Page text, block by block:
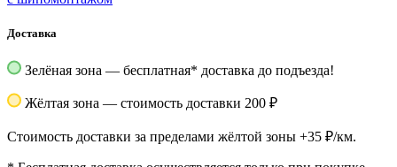
Доставка
Зелёная зона — бесплатная* доставка до подъезда!
Жёлтая зона — стоимость доставки 200 ₽
Стоимость доставки за пределами жёлтой зоны +35 ₽/км.